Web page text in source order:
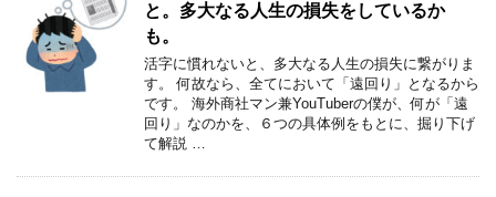
と。多大なる人生の損失をしているか
も。
活字に慣れないと、多大なる人生の損失に繋がりま
す。 何故なら、全てにおいて「遠回り」となるから
です。 海外商社マン兼YouTuberの僕が、何が「遠
回り」なのかを、６つの具体例をもとに、掘り下げ
て解説 …